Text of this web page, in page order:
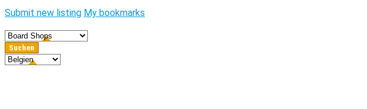
Submit new listing My bookmarks